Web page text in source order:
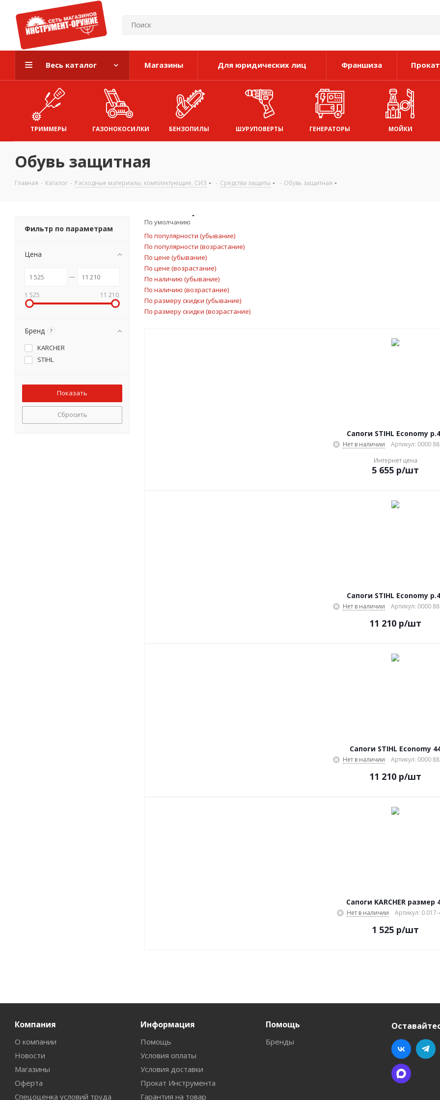
Весь каталог Магазины Для юридических лиц Франшиза Прокат
ТРИММЕРЫ ГАЗОНОКОСИЛКИ БЕНЗОПИЛЫ ШУРУПОВЕРТЫ ГЕНЕРАТОРЫ МОЙКИ
Обувь защитная
Главная - Каталог - Расходные материалы, комплектующие, СИЗ - Средства защиты - Обувь защитная
По умолчанию
По популярности (убывание)
По популярности (возрастание)
По цене (убывание)
По цене (возрастание)
По наличию (убывание)
По наличию (возрастание)
По размеру скидки (убывание)
По размеру скидки (возрастание)
Сапоги STIHL Economy
Нет в наличии
Артикул: 0000
Интернет цена
5 655 р/шт
Сапоги STIHL Economy
Нет в наличии Артикул: 0000
11 210 р/шт
Сапоги STIHL Economy
Нет в наличии Артикул: 0000
11 210 р/шт
Сапоги KARCHER размер
Нет в наличии Артикул:
1 525 р/шт
Фильтр по параметрам
Цена
1 525 11 210
Бренд ?
KARCHER
STIHL
Сбросить
Компания
О компании
Новости
Магазины
Оферта
Спецоценка условий труда
Информация
Помощь
Условия оплаты
Условия доставки
Прокат Инструмента
Гарантия на товар
Помощь
Бренды